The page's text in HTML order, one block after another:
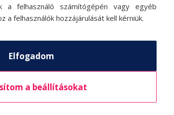
a felhasználó számítógépén vagy egyéb
a felhasználók hozzájárulását kell kérniük.
Elfogadom
a beállításokat